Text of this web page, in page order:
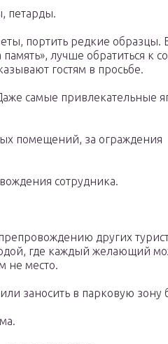
петарды.
портить редкие образцы.
память», лучше обратиться к
гостям в просьбе.
самые привлекательные
помещений, за ограждения
сотрудника.
других
где каждый желающий
не место.
заносить в парковую зону